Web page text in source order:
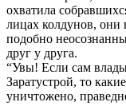
охватила
лицах колдунов, они
подобно
друг у друга.
“Увы! Если сам
Заратустрой, то
уничтожено,